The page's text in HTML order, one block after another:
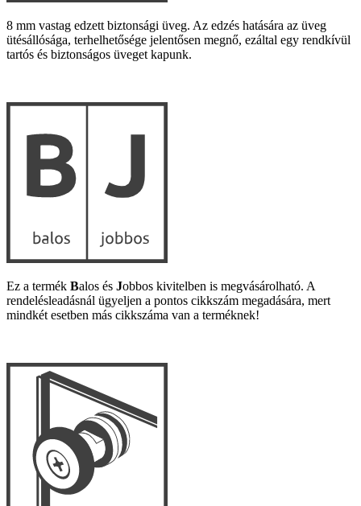
8 mm vastag edzett biztonsági üveg. Az edzés hatására az üveg
ütésállósága, terhelhetősége jelentősen megnő, ezáltal egy rendkívül
tartós és biztonságos üveget kapunk.
Ez a termék Balos és Jobbos kivitelben is megvásárolható. A
rendelésleadásnál ügyeljen a pontos cikkszám megadására, mert
mindkét esetben más cikkszáma van a terméknek!